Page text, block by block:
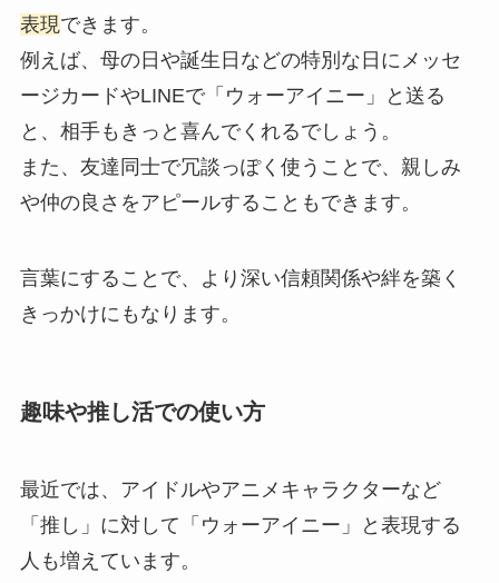
表現できます。
例えば、母の日や誕生日などの特別な日にメッセ
ージカードやLINEで「ウォーアイニー」と送る
と、相手もきっと喜んでくれるでしょう。
また、友達同士で冗談っぽく使うことで、親しみ
や仲の良さをアピールすることもできます。
言葉にすることで、より深い信頼関係や絆を築く
きっかけにもなります。
趣味や推し活での使い方
最近では、アイドルやアニメキャラクターなど
「推し」に対して「ウォーアイニー」と表現する
人も増えています。